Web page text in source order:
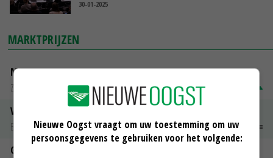
30-01-2025
MARKTPRIJZEN
Magere melkpoeder
Zuivel NL
€ 269,00
Vleeskuikens 2001-2600 gr
Barneveld
€ 1,09~ € 1,11
Gerst
Nieuwe Oogst vraagt om uw toestemming om uw
persoonsgegevens te gebruiken voor het volgende: